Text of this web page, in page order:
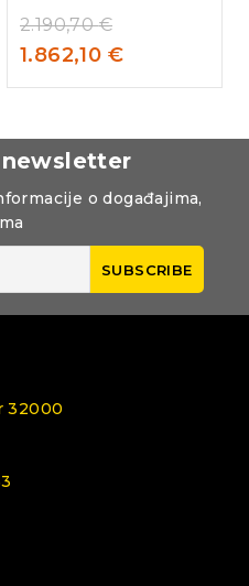
2.190,70€
1.862,10 €
o događajima,
32000